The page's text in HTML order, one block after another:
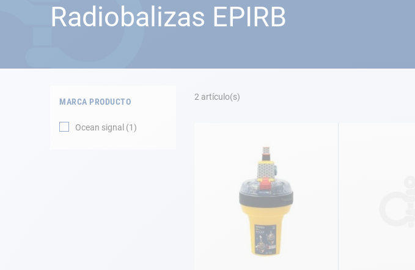
Radiobalizas EPIRB
2 artículo(s)
MARCA PRODUCTO
Ocean signal 1